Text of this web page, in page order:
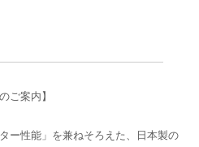
ご案内】
ー性能」を兼ねそろえた、日本製の